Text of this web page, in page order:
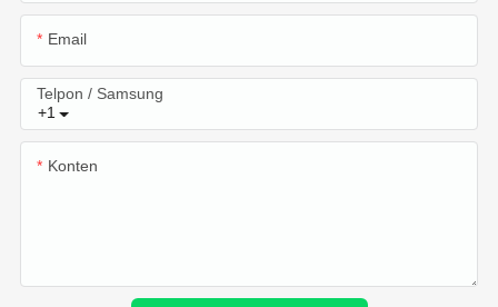
Email
+1
Telpon / Samsung
Konten